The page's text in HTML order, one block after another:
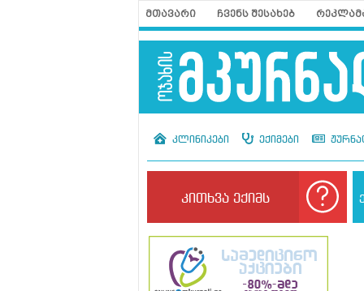
მთავარი ჩვენს შესახებ
კლინიკები ექიმები
კითხვა ექიმს